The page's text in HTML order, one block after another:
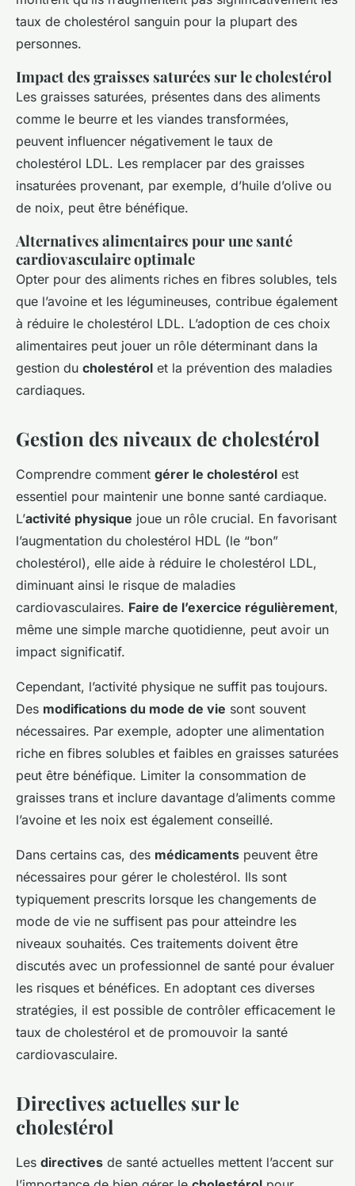
taux de cholestérol sanguin pour la plupart des
personnes.
Impact des graisses saturées sur le cholestérol
Les graisses saturées, présentes dans des aliments
comme le beurre et les viandes transformées,
peuvent influencer négativement le taux de
cholestérol LDL. Les remplacer par des graisses
insaturées provenant, par exemple, d’huile d’olive ou
de noix, peut être bénéfique.
Alternatives alimentaires pour une santé
cardiovasculaire optimale
Opter pour des aliments riches en fibres solubles, tels
que l’avoine et les légumineuses, contribue également
à réduire le cholestérol LDL. L’adoption de ces choix
alimentaires peut jouer un rôle déterminant dans la
gestion du cholestérol et la prévention des maladies
cardiaques.
Gestion des niveaux de cholestérol
Comprendre comment gérer le cholestérol est
essentiel pour maintenir une bonne santé cardiaque.
L’activité physique joue un rôle crucial. En favorisant
l’augmentation du cholestérol HDL (le “bon”
cholestérol), elle aide à réduire le cholestérol LDL,
diminuant ainsi le risque de maladies
cardiovasculaires. Faire de l’exercice régulièrement,
même une simple marche quotidienne, peut avoir un
impact significatif.
Cependant, l’activité physique ne suffit pas toujours.
Des modifications du mode de vie sont souvent
nécessaires. Par exemple, adopter une alimentation
riche en fibres solubles et faibles en graisses saturées
peut être bénéfique. Limiter la consommation de
graisses trans et inclure davantage d’aliments comme
l’avoine et les noix est également conseillé.
Dans certains cas, des médicaments peuvent être
nécessaires pour gérer le cholestérol. Ils sont
typiquement prescrits lorsque les changements de
mode de vie ne suffisent pas pour atteindre les
niveaux souhaités. Ces traitements doivent être
discutés avec un professionnel de santé pour évaluer
les risques et bénéfices. En adoptant ces diverses
stratégies, il est possible de contrôler efficacement le
taux de cholestérol et de promouvoir la santé
cardiovasculaire.
Directives actuelles sur le
cholestérol
Les directives de santé actuelles mettent l’accent sur